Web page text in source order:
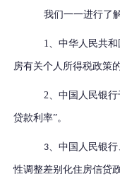
我们一一进行了
1、中华人民共
房有关个人所得税政策
2、中国人民银行
贷款利率”。
3、中国人民银
性调整差别化住房信贷